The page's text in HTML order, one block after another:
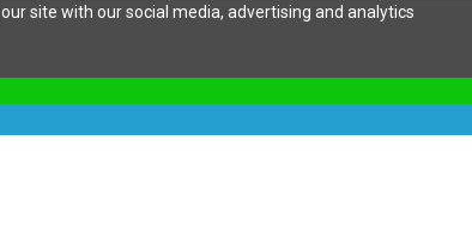
site with our social media, advertising and analytics